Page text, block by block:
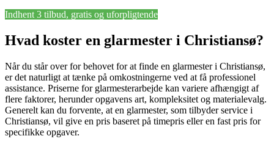
Indhent 3 tilbud, gratis og uforpligtende
Hvad koster en glarmester i Christiansø?
Når du står over for behovet for at finde en glarmester i Christiansø,
er det naturligt at tænke på omkostningerne ved at få professionel
assistance. Priserne for glarmesterarbejde kan variere afhængigt af
flere faktorer, herunder opgavens art, kompleksitet og materialevalg.
Generelt kan du forvente, at en glarmester, som tilbyder service i
Christiansø, vil give en pris baseret på timepris eller en fast pris for
specifikke opgaver.